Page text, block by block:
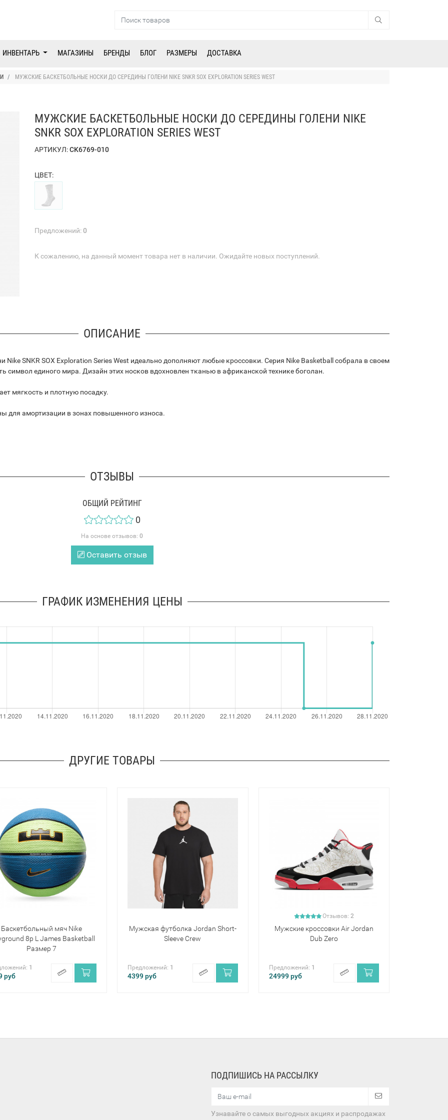
ИНВЕНТАРЬ МАГАЗИНЫ БРЕНДЫ БЛОГ РАЗМЕРЫ ДОСТАВКА
МУЖСКИЕ БАСКЕТБОЛЬНЫЕ НОСКИ ДО СЕРЕДИНЫ ГОЛЕНИ NIKE SNKR SOX EXPLORATION SERIES WEST
МУЖСКИЕ БАСКЕТБОЛЬНЫЕ НОСКИ ДО СЕРЕДИНЫ ГОЛЕНИ NIKE
SNKR SOX EXPLORATION SERIES WEST
АРТИКУЛ:CK6769-010
ЦВЕТ:
Предложений:0
К сожалению, на данный момент товара нет в наличии. Ожидайте новых поступлений.
ОПИСАНИЕ
SNKR SOX Exploration Series West идеально дополняют любые кроссовки. Серия Nike Basketball собрала в своем
символ единого мира. Дизайн этих носков вдохновлен тканью в африканской технике боголан.
мягкость и плотную посадку.
для амортизации в зонах повышенного износа.
ОТЗЫВЫ
ОБЩИЙ РЕЙТИНГ
0
На основе отзывов: 0
Оставить отзыв
ГРАФИК ИЗМЕНЕНИЯ ЦЕНЫ
ДРУГИЕ ТОВАРЫ
Баскетбольный мяч Nike
8p L James Basketball
Размер 7
1
руб
Мужская футболка Jordan Short-
Sleeve Crew
Предложений: 1
4399руб
Отзывов: 2
Мужские кроссовки Air Jordan
Dub Zero
Предложений: 1
24999руб
ПОДПИШИСЬ НА РАССЫЛКУ
Узнавайте о самых выгодных акциях и распродажах